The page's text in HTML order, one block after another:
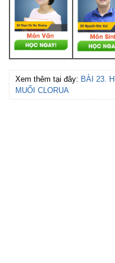
Xem thêm tại đây: BÀI 23.
MUỐI CLORUA